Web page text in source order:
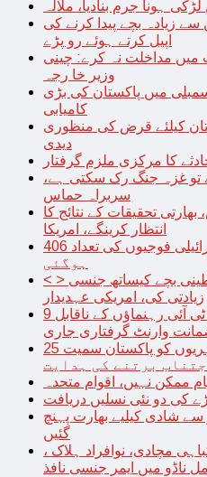
ہونا جرم بنادیا، ملالہ
زیادہ بچے پیدا کرنے کی
اپیل کرتے ہوئے رو پڑے
میں مداخلت نہ کرے: چینی
وزیر خا رجہ
میں پاکستان کی بڑی
کامیابی
کیلئے قرض کی منظوری
دیدی
کا مرکزی ملزم گرفتار
تو غزہ جنگ رک سکتی ہے،
سربراہ حماس
تحقیقات کے نتائج کا
انتظار کرینگے، امریکا
غزہ کے آپریشن میں ہلاک اسرائیلی فوجیوں کی تعداد 406
ہوگئی
< > اسرائیلی فوج نے جیل میں فلسطینی بچے کیساتھ جنسی
زیادتی کی، امریکی عہدیدار
9 مئی جلاؤگھیراؤ کیس: 8 پی ٹی آئی رہنماؤں کے ناقابل
وارنٹ گرفتاری جاری
سعودی عرب کی اپنے شہریوں کو پاکستان سمیت 25
برتنے کی ہدایت
ممکن نہیں، اقوام متحدہ
کی دو نئی نسلیں دریافت
سے شادی کیلیے بھارت پہنچ
گئیں
مچادی، نوافراد ہلاک ،
ناڈو میں ایمر جنسی نافذ